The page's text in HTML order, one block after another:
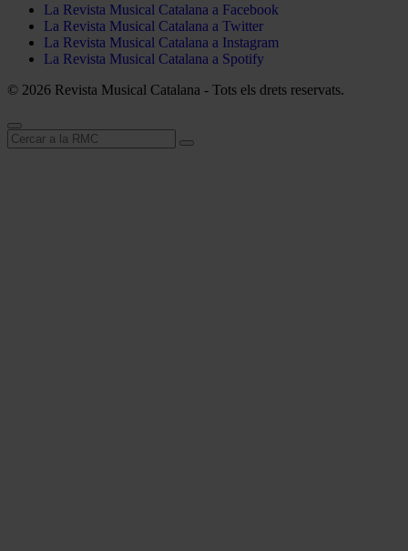
La Revista Musical Catalana a Facebook
La Revista Musical Catalana a Twitter
La Revista Musical Catalana a Instagram
La Revista Musical Catalana a Spotify
© 2026 Revista Musical Catalana - Tots els drets reservats.
Cerca